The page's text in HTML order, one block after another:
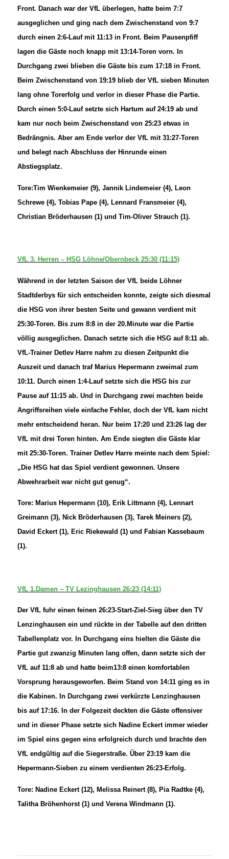
Front. Danach war der VfL überlegen, hatte beim 7:7
ausgeglichen und ging nach dem Zwischenstand von 9:7
durch einen 2:6-Lauf mit 11:13 in Front. Beim Pausenpfiff
lagen die Gäste noch knapp mit 13:14-Toren vorn. In
Durchgang zwei blieben die Gäste bis zum 17:18 in Front.
Beim Zwischenstand von 19:19 blieb der VfL sieben Minuten
lang ohne Torerfolg und verlor in dieser Phase die Partie.
Durch einen 5:0-Lauf setzte sich Hartum auf 24:19 ab und
kam nur noch beim Zwischenstand von 25:23 etwas in
Bedrängnis. Aber am Ende verlor der VfL mit 31:27-Toren
und belegt nach Abschluss der Hinrunde einen
Abstiegsplatz.
Tore:Tim Wienkemeier (9), Jannik Lindemeier (4), Leon
Schrewe (4), Tobias Pape (4), Lennard Fransmeier (4),
Christian Bröderhausen (1) und Tim-Oliver Strauch (1).
VfL 3. Herren – HSG Löhne/Obernbeck 25:30 (11:15)
Während in der letzten Saison der VfL beide Löhner
Stadtderbys für sich entscheiden konnte, zeigte sich diesmal
die HSG von ihrer besten Seite und gewann verdient mit
25:30-Toren. Bis zum 8:8 in der 20.Minute war die Partie
völlig ausgeglichen. Danach setzte sich die HSG auf 8:11 ab.
VfL-Trainer Detlev Harre nahm zu diesen Zeitpunkt die
Auszeit und danach traf Marius Hepermann zweimal zum
10:11. Durch einen 1:4-Lauf setzte sich die HSG bis zur
Pause auf 11:15 ab. Und in Durchgang zwei machten beide
Angriffsreihen viele einfache Fehler, doch der VfL kam nicht
mehr entscheidend heran. Nur beim 17:20 und 23:26 lag der
VfL mit drei Toren hinten. Am Ende siegten die Gäste klar
mit 25:30-Toren. Trainer Detlev Harre meinte nach dem Spiel:
„Die HSG hat das Spiel verdient gewonnen. Unsere
Abwehrarbeit war nicht gut genug“.
Tore: Marius Hepermann (10), Erik Littmann (4), Lennart
Greimann (3), Nick Bröderhausen (3), Tarek Meiners (2),
David Eckert (1), Eric Riekewald (1) und Fabian Kassebaum
(1).
VfL 1.Damen – TV Lezinghausen 26:23 (14:11)
Der VfL fuhr einen feinen 26:23-Start-Ziel-Sieg über den TV
Lenzinghausen ein und rückte in der Tabelle auf den dritten
Tabellenplatz vor. In Durchgang eins hielten die Gäste die
Partie gut zwanzig Minuten lang offen, dann setzte sich der
VfL auf 11:8 ab und hatte beim13:8 einen komfortablen
Vorsprung herausgeworfen. Beim Stand von 14:11 ging es in
die Kabinen. In Durchgang zwei verkürzte Lenzinghausen
bis auf 17:16. In der Folgezeit deckten die Gäste offensiver
und in dieser Phase setzte sich Nadine Eckert immer wieder
im Spiel eins gegen eins erfolgreich durch und brachte den
VfL endgültig auf die Siegerstraße. Über 23:19 kam die
Hepermann-Sieben zu einem verdienten 26:23-Erfolg.
Tore: Nadine Eckert (12), Melissa Reinert (8), Pia Radtke (4),
Talitha Bröhenhorst (1) und Verena Windmann (1).